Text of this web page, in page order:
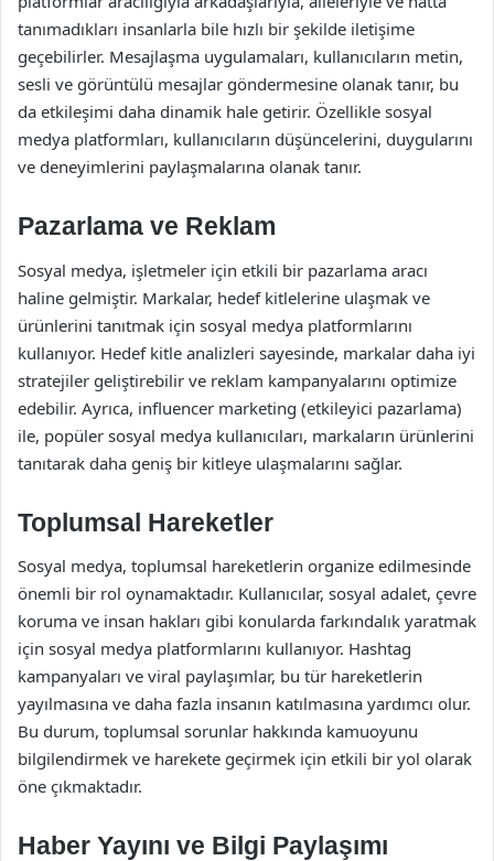
tanımadıkları insanlarla bile hızlı bir şekilde iletişime
geçebilirler. Mesajlaşma uygulamaları, kullanıcıların metin,
sesli ve görüntülü mesajlar göndermesine olanak tanır, bu
da etkileşimi daha dinamik hale getirir. Özellikle sosyal
medya platformları, kullanıcıların düşüncelerini, duygularını
ve deneyimlerini paylaşmalarına olanak tanır.
Pazarlama ve Reklam
Sosyal medya, işletmeler için etkili bir pazarlama aracı
haline gelmiştir. Markalar, hedef kitlelerine ulaşmak ve
ürünlerini tanıtmak için sosyal medya platformlarını
kullanıyor. Hedef kitle analizleri sayesinde, markalar daha iyi
stratejiler geliştirebilir ve reklam kampanyalarını optimize
edebilir. Ayrıca, influencer marketing (etkileyici pazarlama)
ile, popüler sosyal medya kullanıcıları, markaların ürünlerini
tanıtarak daha geniş bir kitleye ulaşmalarını sağlar.
Toplumsal Hareketler
Sosyal medya, toplumsal hareketlerin organize edilmesinde
önemli bir rol oynamaktadır. Kullanıcılar, sosyal adalet, çevre
koruma ve insan hakları gibi konularda farkındalık yaratmak
için sosyal medya platformlarını kullanıyor. Hashtag
kampanyaları ve viral paylaşımlar, bu tür hareketlerin
yayılmasına ve daha fazla insanın katılmasına yardımcı olur.
Bu durum, toplumsal sorunlar hakkında kamuoyunu
bilgilendirmek ve harekete geçirmek için etkili bir yol olarak
öne çıkmaktadır.
Haber Yayını ve Bilgi Paylaşımı